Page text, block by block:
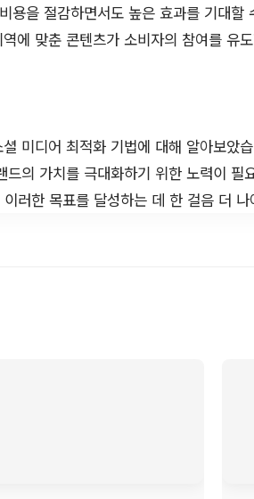
용을 절감하면서도 높은 효과를 기대할
역에 맞춘 콘텐츠가 소비자의 참여를 유
미디어 최적화 기법에 대해 알아보았
드의 가치를 극대화하기 위한 노력이 필
이러한 목표를 달성하는 데 한 걸음 더